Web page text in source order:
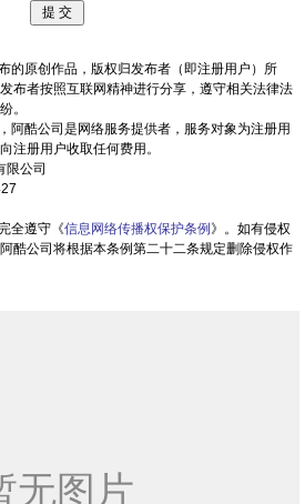
的原创作品，版权归发布者（即注册用户）所
布者按照互联网精神进行分享，遵守相关法律法
。
阿酷公司是网络服务提供者，服务对象为注册用
注册用户收取任何费用。
限公司
全遵守《信息网络传播权保护条例 》。如有侵权
酷公司将根据本条例第二十二条规定删除侵权作